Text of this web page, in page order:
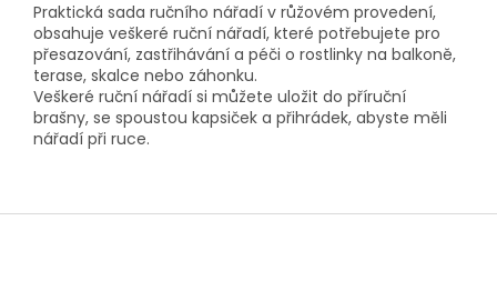
Praktická sada ručního nářadí v růžovém provedení,
obsahuje veškeré ruční nářadí, které potřebujete pro
přesazování, zastřihávání a péči o rostlinky na balkoně,
terase, skalce nebo záhonku.
Veškeré ruční nářadí si můžete uložit do příruční
brašny, se spoustou kapsiček a přihrádek, abyste měli
nářadí při ruce.
Z